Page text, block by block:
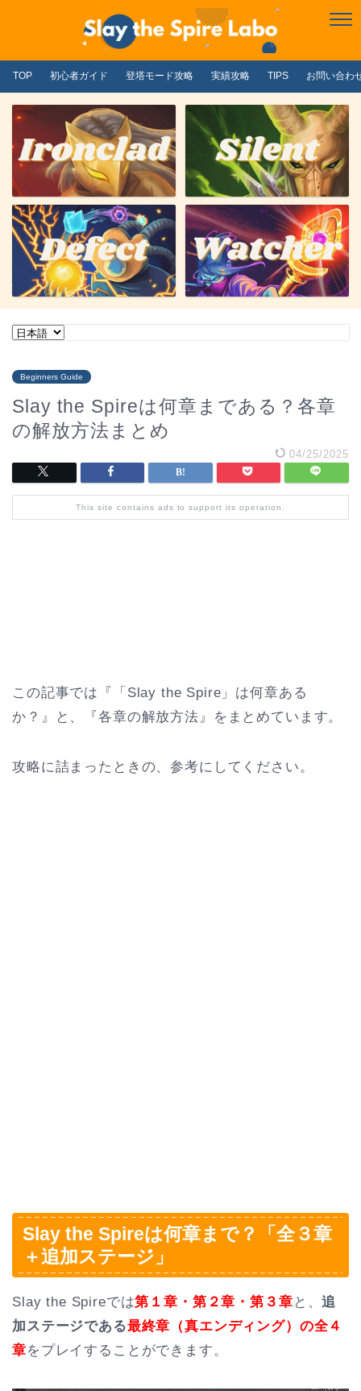
TOP 初心者ガイド 登塔モード攻略 実績攻略 TIPS お問い合わ
Beginners Guide
Slay the Spireは何章まである？各章
の解放方法まとめ
04/25/2025
This site contains ads to support its operation.
この記事では『「Slay the Spire」は何章ある
か？』と、『各章の解放方法』をまとめています。
攻略に詰まったときの、参考にしてください。
Slay the Spireは何章まで？「全３章
＋追加ステージ」
Slay the Spireでは第１章・第２章・第３章 と、追
加ステージである最終章（真エンディング）の全４
章をプレイすることができます。